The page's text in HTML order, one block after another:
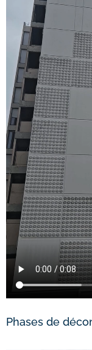
Phases de